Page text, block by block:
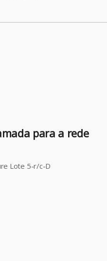
para a rede
Lote 5-r/c-D